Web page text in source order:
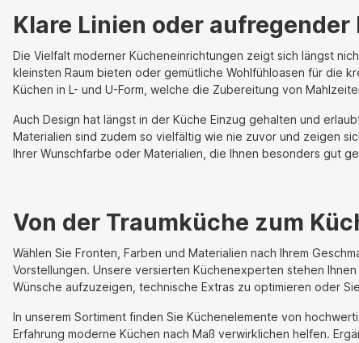
Klare Linien oder
Die Vielfalt moderner Kücheneinrichtungen zeigt sich längst
kleinsten Raum bieten oder gemütliche Wohlfühloasen für die
Küchen in L- und U-Form, welche die Zubereitung von
Auch Design hat längst in der Küche Einzug gehalten und
Materialien sind zudem so vielfältig wie nie zuvor und zeigen
Ihrer Wunschfarbe oder Materialien, die Ihnen besonders gut
Von der Traumküche zum
Wählen Sie Fronten, Farben und Materialien nach Ihrem
Vorstellungen. Unsere versierten Küchenexperten stehen
Wünsche aufzuzeigen, technische Extras zu optimieren oder
In unserem Sortiment finden Sie Küchenelemente von
Erfahrung moderne Küchen nach Maß verwirklichen helfen.